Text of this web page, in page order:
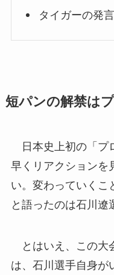
タイガーの発
短パンの解禁は
日本史上初の「プ
早くリアクションを
い。変わっていくこ
と語ったのは石川遼
とはいえ、この大
は、石川選手自身が